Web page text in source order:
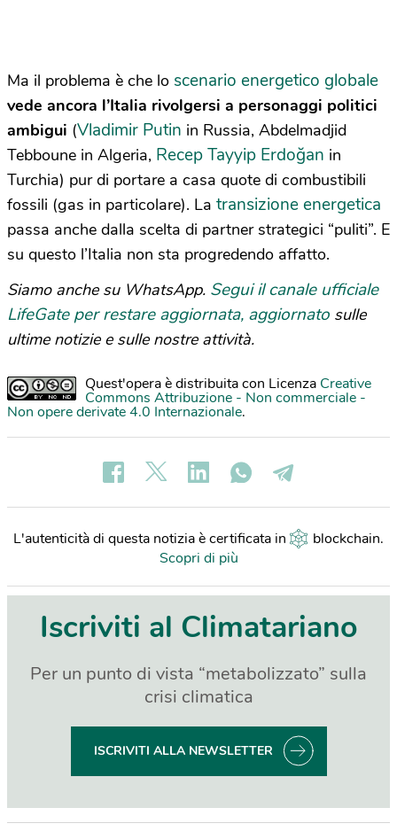
Ma il problema è che lo scenario energetico globale
vede ancora l’Italia rivolgersi a personaggi politici
ambigui (Vladimir Putin in Russia, Abdelmadjid
Tebboune in Algeria, Recep Tayyip Erdoğan in
Turchia) pur di portare a casa quote di combustibili
fossili (gas in particolare). La transizione energetica
passa anche dalla scelta di partner strategici “puliti”. E
su questo l’Italia non sta progredendo affatto.
Siamo anche su WhatsApp. Segui il canale ufficiale
LifeGate per restare aggiornata, aggiornato sulle
ultime notizie e sulle nostre attività.
Quest'opera è distribuita con Licenza Creative
Commons Attribuzione - Non commerciale -
Non opere derivate 4.0 Internazionale.
L'autenticità di questa notizia è certificata in blockchain.
Scopri di più
Iscriviti al Climatariano
Per un punto di vista “metabolizzato” sulla
crisi climatica
ISCRIVITI ALLA NEWSLETTER